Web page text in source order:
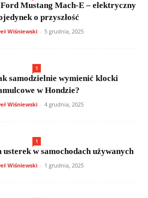
Ford Mustang Mach-E – elektryczny
o przyszłość
Wiśniewski - 5 grudnia, 2025
1
samodzielnie wymienić klocki
w Hondzie?
Wiśniewski - 4 grudnia, 2025
1
usterek w samochodach używanych
Wiśniewski - 1 grudnia, 2025